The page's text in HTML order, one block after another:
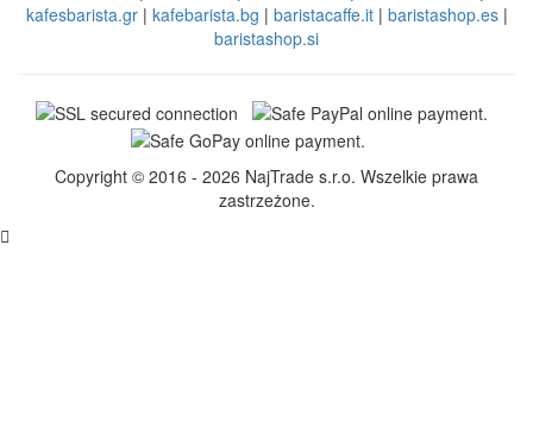
kafesbarista.gr| kafebarista.bg | baristacaffe.it| baristashop.es|
baristashop.si
Copyright © 2016 - 2026 NajTrade s.r.o. Wszelkie prawa
zastrzeżone.